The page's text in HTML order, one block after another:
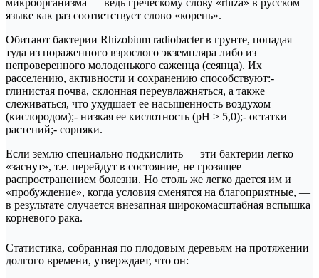
микроорганизма — ведь греческому слову «rhiza» в русском
языке как раз соответствует слово «корень».
Обитают бактерии Rhizobium radiobacter в грунте, попадая
туда из пораженного взрослого экземпляра либо из
непроверенного молоденького саженца (сеянца). Их
расселению, активности и сохранению способствуют:-
глинистая почва, склонная переувлажняться, а также
слеживаться, что ухудшает ее насыщенность воздухом
(кислородом);- низкая ее кислотность (pH > 5,0);- остатки
растений;- сорняки.
Если землю специально подкислить — эти бактерии легко
«заснут», т.е. перейдут в состояние, не грозящее
распространением болезни. Но столь же легко дается им и
«пробуждение», когда условия сменятся на благоприятные, —
в результате случается внезапная широкомасштабная вспышка
корневого рака.
Статистика, собранная по плодовым деревьям на протяжении
долгого времени, утверждает, что он: